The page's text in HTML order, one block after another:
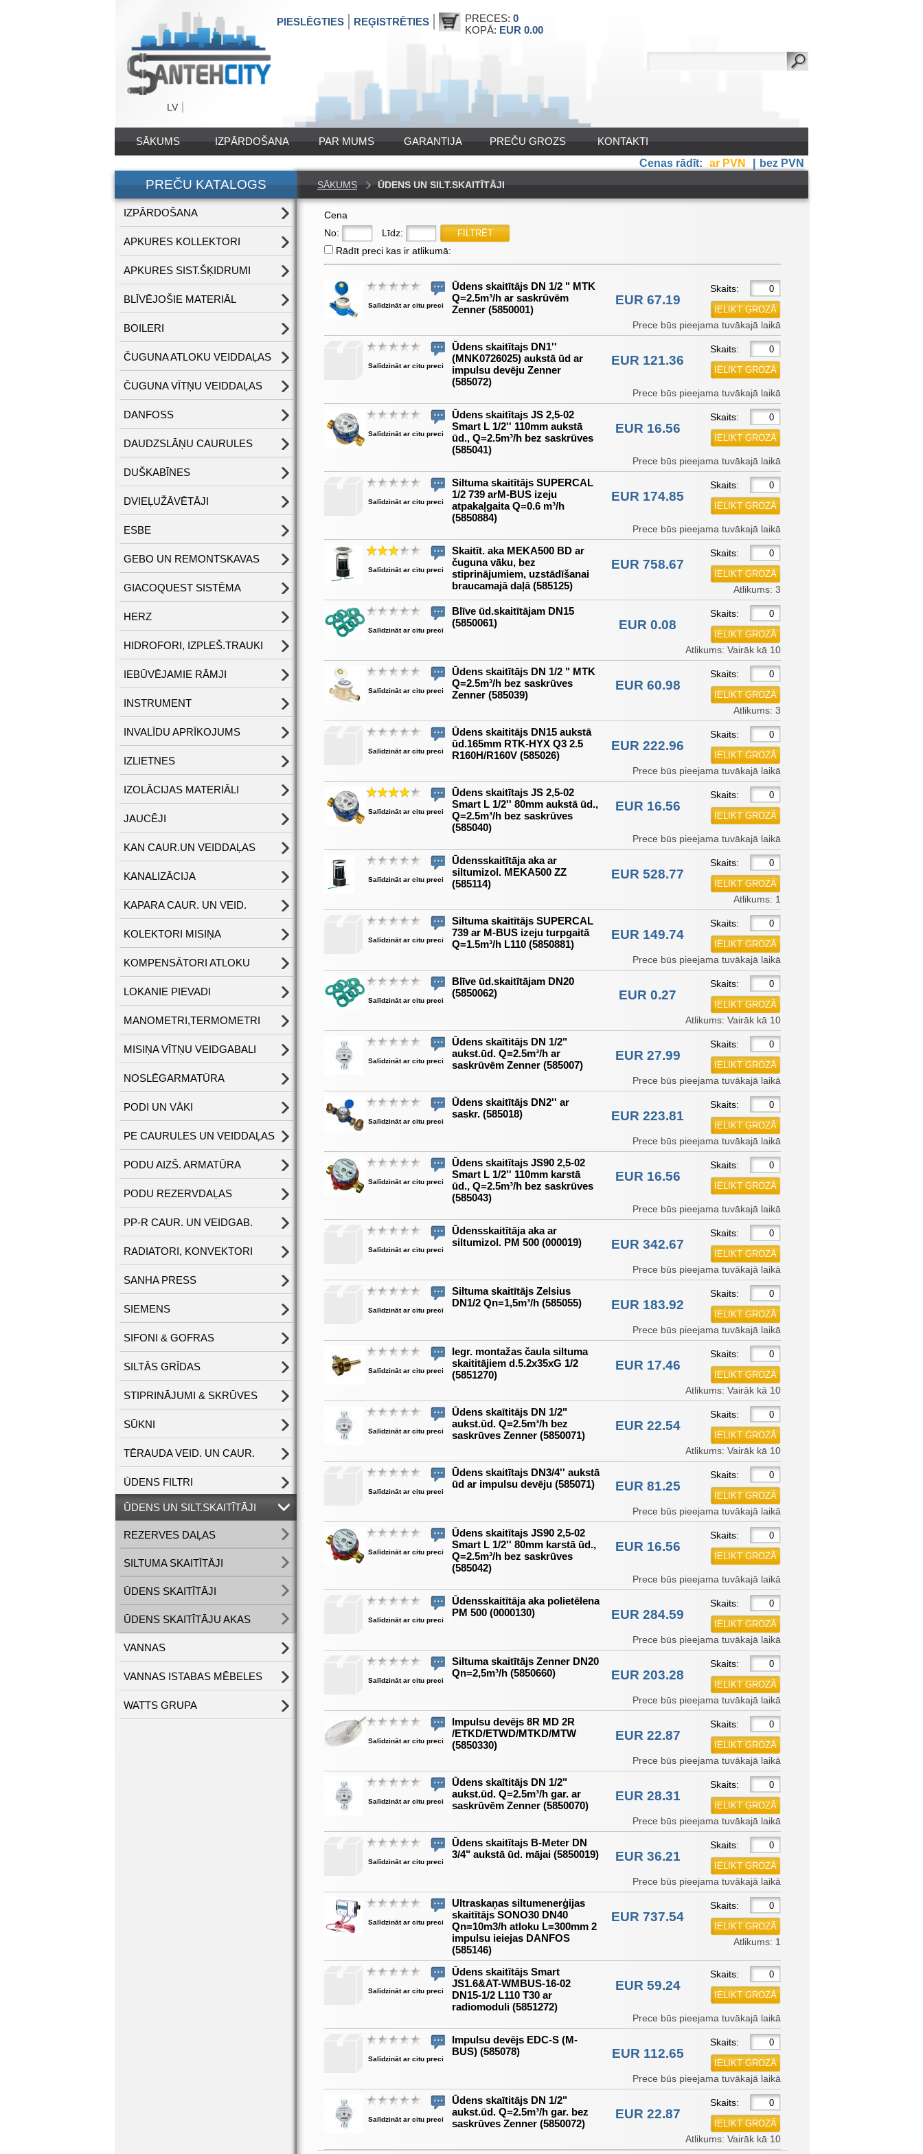
LV
PIESLĒGTIES REĢISTRĒTIES PRECES: 0
KOPĀ: EUR 0.00
SĀKUMS IZPĀRDOŠANA PAR MUMS GARANTIJA PREČU GROZS
KONTAKTI
Cenas rādīt:
ar PVN bez PVN
PREČU KATALOGS
IZPĀRDOŠANA
APKURES KOLLEKTORI
APKURES SIST.ŠĶIDRUMI
BLĪVĒJOŠIE MATERIĀL
BOILERI
ČUGUNA ATLOKU VEIDDAĻAS
ČUGUNA VĪTŅU VEIDDAĻAS
DANFOSS
DAUDZSLĀŅU CAURULES
DUŠKABĪNES
DVIEĻUŽĀVĒTĀJI
ESBE
GEBO UN REMONTSKAVAS
GIACOQUEST SISTĒMA
HERZ
HIDROFORI, IZPLEŠ.TRAUKI
IEBŪVĒJAMIE RĀMJI
INSTRUMENT
INVALĪDU APRĪKOJUMS
IZLIETNES
IZOLĀCIJAS MATERIĀLI
JAUCĒJI
KAN CAUR.UN VEIDDAĻAS
KANALIZĀCIJA
KAPARA CAUR. UN VEID.
KOLEKTORI MISIŅA
KOMPENSĀTORI ATLOKU
LOKANIE PIEVADI
MANOMETRI,TERMOMETRI
MISIŅA VĪTŅU VEIDGABALI
NOSLĒGARMATŪRA
PODI UN VĀKI
PE CAURULES UN VEIDDAĻAS
PODU AIZŠ. ARMATŪRA
PODU REZERVDAĻAS
PP-R CAUR. UN VEIDGAB.
RADIATORI, KONVEKTORI
SANHA PRESS
SIEMENS
SIFONI & GOFRAS
SILTĀS GRĪDAS
STIPRINĀJUMI & SKRŪVES
SŪKNI
TĒRAUDA VEID. UN CAUR.
ŪDENS FILTRI
ŪDENS UN SILT.SKAITĪTĀJI
REZERVES DAĻAS
SILTUMA SKAITĪTĀJI
ŪDENS SKAITĪTĀJI
ŪDENS SKAITĪTĀJU AKAS
VANNAS
VANNAS ISTABAS MĒBELES
WATTS GRUPA
SĀKUMS ŪDENS UN SILT.SKAITĪTĀJI
Cena
No:
Līdz:
Rādīt preci kas ir atlikumā:
Salīdzināt ar citu preci
Ūdens skaitītājs DN 1/2 " MTK
Q=2.5m³/h ar saskrūvēm
Zenner (5850001)
EUR 67.19
Skaits:
Prece būs pieejama tuvākajā laikā
Salīdzināt ar citu preci
Ūdens skaitītajs DN1''
(MNK0726025) aukstā ūd ar
impulsu devēju Zenner
(585072)
EUR 121.36
Skaits:
Prece būs pieejama tuvākajā laikā
Salīdzināt ar citu preci
Ūdens skaitītajs JS 2,5-02
Smart L 1/2'' 110mm aukstā
ūd., Q=2.5m³/h bez saskrūves
(585041)
EUR 16.56
Skaits:
Prece būs pieejama tuvākajā laikā
Salīdzināt ar citu preci
Siltuma skaitītājs SUPERCAL
1/2 739 arM-BUS izeju
atpakaļgaita Q=0.6 m³/h
(5850884)
EUR 174.85
Skaits:
Prece būs pieejama tuvākajā laikā
Salīdzināt ar citu preci
Skaitīt. aka MEKA500 BD ar
čuguna vāku, bez
stiprinājumiem, uzstādīšanai
braucamajā daļā (585125)
EUR 758.67
Skaits:
Atlikums: 3
Salīdzināt ar citu preci
Blīve ūd.skaitītājam DN15
(5850061)
EUR 0.08
Skaits:
Atlikums: Vairāk kā 10
Salīdzināt ar citu preci
Ūdens skaitītājs DN 1/2 " MTK
Q=2.5m³/h bez saskrūves
Zenner (585039)
EUR 60.98
Skaits:
Atlikums: 3
Salīdzināt ar citu preci
Ūdens skaititājs DN15 aukstā
ūd.165mm RTK-HYX Q3 2.5
R160H/R160V (585026)
EUR 222.96
Skaits:
Prece būs pieejama tuvākajā laikā
Salīdzināt ar citu preci
Ūdens skaitītajs JS 2,5-02
Smart L 1/2'' 80mm aukstā ūd.,
Q=2.5m³/h bez saskrūves
(585040)
EUR 16.56
Skaits:
Prece būs pieejama tuvākajā laikā
Salīdzināt ar citu preci
Ūdensskaitītāja aka ar
siltumizol. MEKA500 ZZ
(585114)
EUR 528.77
Skaits:
Atlikums: 1
Salīdzināt ar citu preci
Siltuma skaitītājs SUPERCAL
739 ar M-BUS izeju turpgaitā
Q=1.5m³/h L110 (5850881)
EUR 149.74
Skaits:
Prece būs pieejama tuvākajā laikā
Salīdzināt ar citu preci
Blīve ūd.skaitītājam DN20
(5850062)
EUR 0.27
Skaits:
Atlikums: Vairāk kā 10
Salīdzināt ar citu preci
Ūdens skaītitājs DN 1/2"
aukst.ūd. Q=2.5m³/h ar
saskrūvēm Zenner (585007)
EUR 27.99
Skaits:
Prece būs pieejama tuvākajā laikā
Salīdzināt ar citu preci
Ūdens skaitītājs DN2'' ar
saskr. (585018)
EUR 223.81
Skaits:
Prece būs pieejama tuvākajā laikā
Salīdzināt ar citu preci
Ūdens skaitītajs JS90 2,5-02
Smart L 1/2'' 110mm karstā
ūd., Q=2.5m³/h bez saskrūves
(585043)
EUR 16.56
Skaits:
Prece būs pieejama tuvākajā laikā
Salīdzināt ar citu preci
Ūdensskaitītāja aka ar
siltumizol. PM 500 (000019)
EUR 342.67
Skaits:
Prece būs pieejama tuvākajā laikā
Salīdzināt ar citu preci
Siltuma skaitītājs Zelsius
DN1/2 Qn=1,5m³/h (585055)
EUR 183.92
Skaits:
Prece būs pieejama tuvākajā laikā
Salīdzināt ar citu preci
Iegr. montažas čaula siltuma
skaititājiem d.5.2x35xG 1/2
(5851270)
EUR 17.46
Skaits:
Atlikums: Vairāk kā 10
Salīdzināt ar citu preci
Ūdens skaītitājs DN 1/2"
aukst.ūd. Q=2.5m³/h bez
saskrūves Zenner (5850071)
EUR 22.54
Skaits:
Atlikums: Vairāk kā 10
Salīdzināt ar citu preci
Ūdens skaitītajs DN3/4'' aukstā
ūd ar impulsu devēju (585071)
EUR 81.25
Skaits:
Prece būs pieejama tuvākajā laikā
Salīdzināt ar citu preci
Ūdens skaitītajs JS90 2,5-02
Smart L 1/2'' 80mm karstā ūd.,
Q=2.5m³/h bez saskrūves
(585042)
EUR 16.56
Skaits:
Prece būs pieejama tuvākajā laikā
Salīdzināt ar citu preci
Ūdensskaitītāja aka polietēlena
PM 500 (0000130)
EUR 284.59
Skaits:
Prece būs pieejama tuvākajā laikā
Salīdzināt ar citu preci
Siltuma skaitītājs Zenner DN20
Qn=2,5m³/h (5850660)
EUR 203.28
Skaits:
Prece būs pieejama tuvākajā laikā
Salīdzināt ar citu preci
Impulsu devējs 8R MD 2R
/ETKD/ETWD/MTKD/MTW
(5850330)
EUR 22.87
Skaits:
Prece būs pieejama tuvākajā laikā
Salīdzināt ar citu preci
Ūdens skaītitājs DN 1/2"
aukst.ūd. Q=2.5m³/h gar. ar
saskrūvēm Zenner (5850070)
EUR 28.31
Skaits:
Prece būs pieejama tuvākajā laikā
Salīdzināt ar citu preci
Ūdens skaitītajs B-Meter DN
3/4" aukstā ūd. mājai (5850019)
EUR 36.21
Skaits:
Prece būs pieejama tuvākajā laikā
Salīdzināt ar citu preci
Ultraskaņas siltumenerģijas
skaitītājs SONO30 DN40
Qn=10m3/h atloku L=300mm 2
impulsu ieiejas DANFOS
(585146)
EUR 737.54
Skaits:
Atlikums: 1
Salīdzināt ar citu preci
Ūdens skaitītājs Smart
JS1.6&AT-WMBUS-16-02
DN15-1/2 L110 T30 ar
radiomoduli (5851272)
EUR 59.24
Skaits:
Prece būs pieejama tuvākajā laikā
Salīdzināt ar citu preci
Impulsu devējs EDC-S (M-
BUS) (585078)
EUR 112.65
Skaits:
Prece būs pieejama tuvākajā laikā
Salīdzināt ar citu preci
Ūdens skaītitājs DN 1/2"
aukst.ūd. Q=2.5m³/h gar. bez
saskrūves Zenner (5850072)
EUR 22.87
Skaits:
Atlikums: Vairāk kā 10